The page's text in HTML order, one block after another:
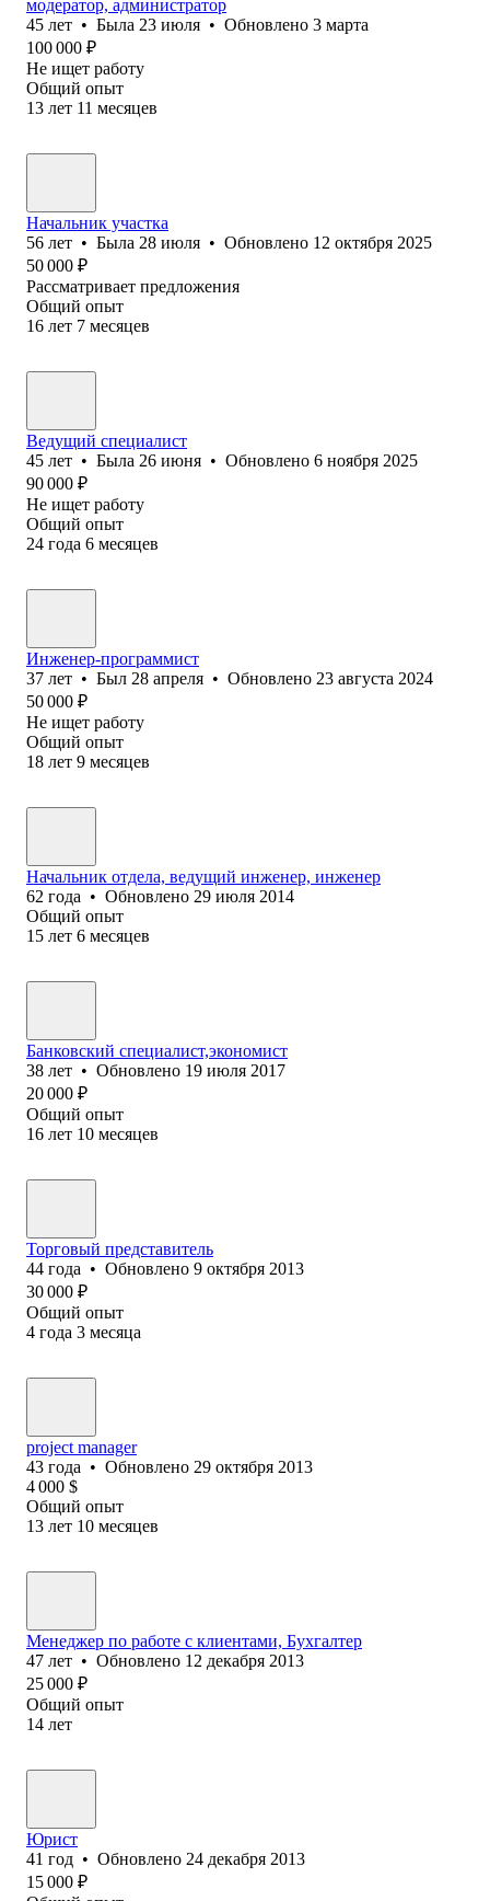
модератор, администратор
45 лет • Была 23 июля • Обновлено 3 марта
100 000 ₽
Не ищет работу
Общий опыт
13 лет 11 месяцев
Начальник участка
56 лет • Была 28 июля • Обновлено 12 октября 2025
50 000 ₽
Рассматривает предложения
Общий опыт
16 лет 7 месяцев
Ведущий специалист
45 лет • Была 26 июня • Обновлено 6 ноября 2025
90 000 ₽
Не ищет работу
Общий опыт
24 года 6 месяцев
Инженер-программист
37 лет • Был 28 апреля • Обновлено 23 августа 2024
50 000 ₽
Не ищет работу
Общий опыт
18 лет 9 месяцев
Начальник отдела, ведущий инженер, инженер
62 года • Обновлено 29 июля 2014
Общий опыт
15 лет 6 месяцев
Банковский специалист,экономист
38 лет • Обновлено 19 июля 2017
20 000 ₽
Общий опыт
16 лет 10 месяцев
Торговый представитель
44 года • Обновлено 9 октября 2013
30 000 ₽
Общий опыт
4 года 3 месяца
project manager
43 года • Обновлено 29 октября 2013
4 000 $
Общий опыт
13 лет 10 месяцев
Менеджер по работе с клиентами, Бухгалтер
47 лет • Обновлено 12 декабря 2013
25 000 ₽
Общий опыт
14 лет
Юрист
41 год • Обновлено 24 декабря 2013
15 000 ₽